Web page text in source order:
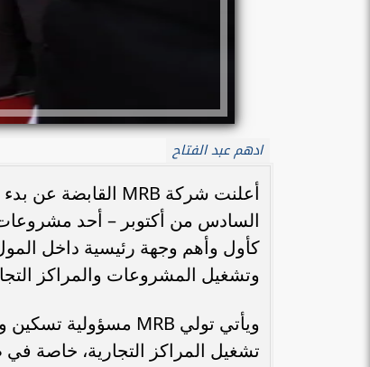
ادهم عبد الفتاح
وتشغيل المشروعات والمراكز